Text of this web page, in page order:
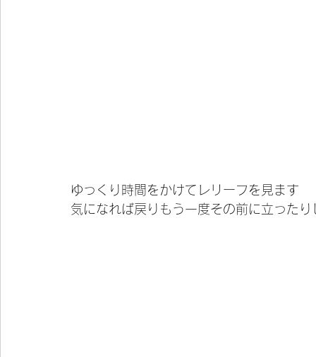
ゆっくり時間をかけてレリーフを見ます
気になれば戻りもう一度その前に立ったり